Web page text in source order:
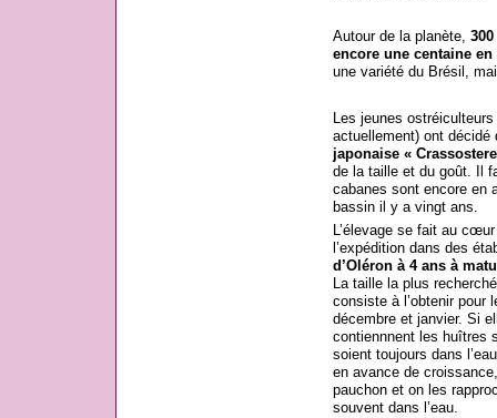
Autour de la planète,
encore une centaine en
une variété du Brésil,
Les jeunes
actuellement) ont
japonaise «
de la taille et du goût. Il
cabanes sont encore en
bassin il y a vingt ans.
L’élevage se fait au
l’expédition dans des
d’Oléron à 4 ans à
La taille la plus
consiste à l’obtenir pour
décembre et janvier. Si
contiennnent les huîtres
soient toujours dans
en avance de
pauchon et on les
souvent dans l’eau.